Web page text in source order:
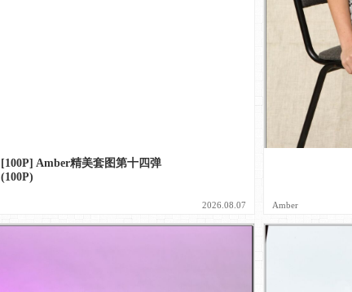
[100P] Amber精美套图第十四弹
(100P)
2026.08.07 Amber